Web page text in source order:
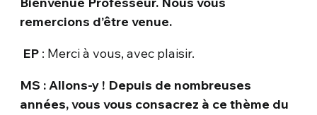
remercions d’être venue.
EP : Merci à vous, avec plaisir.
MS : Allons-y ! Depuis de nombreuses
années, vous vous consacrez à ce thème du